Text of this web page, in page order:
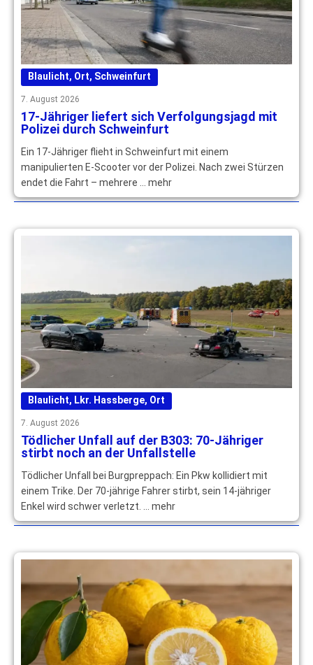
Blaulicht, Ort, Schweinfurt
7. August 2026
17-Jähriger liefert sich Verfolgungsjagd mit
Polizei durch Schweinfurt
Ein 17-Jähriger flieht in Schweinfurt mit einem
manipulierten E-Scooter vor der Polizei. Nach zwei Stürzen
endet die Fahrt – mehrere … mehr
Blaulicht, Lkr. Hassberge, Ort
7. August 2026
Tödlicher Unfall auf der B303: 70-Jähriger
stirbt noch an der Unfallstelle
Tödlicher Unfall bei Burgpreppach: Ein Pkw kollidiert mit
einem Trike. Der 70-jährige Fahrer stirbt, sein 14-jähriger
Enkel wird schwer verletzt. … mehr